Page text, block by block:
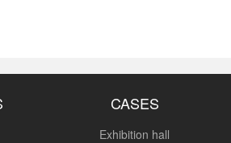
CASES
Exhibition hall